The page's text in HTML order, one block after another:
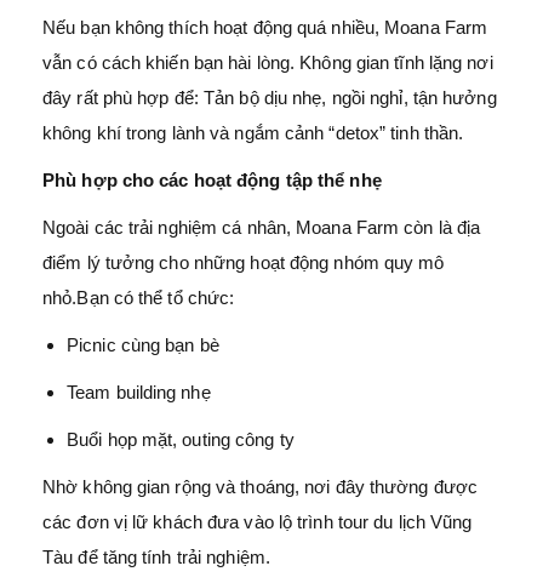
Nếu bạn không thích hoạt động quá nhiều, Moana Farm
vẫn có cách khiến bạn hài lòng. Không gian tĩnh lặng nơi
đây rất phù hợp để: Tản bộ dịu nhẹ, ngồi nghỉ, tận hưởng
không khí trong lành và ngắm cảnh “detox” tinh thần.
Phù hợp cho các hoạt động tập thể nhẹ
Ngoài các trải nghiệm cá nhân, Moana Farm còn là địa
điểm lý tưởng cho những hoạt động nhóm quy mô
nhỏ.Bạn có thể tổ chức:
Picnic cùng bạn bè
Team building nhẹ
Buổi họp mặt, outing công ty
Nhờ không gian rộng và thoáng, nơi đây thường được
các đơn vị lữ khách đưa vào lộ trình tour du lịch Vũng
Tàu để tăng tính trải nghiệm.